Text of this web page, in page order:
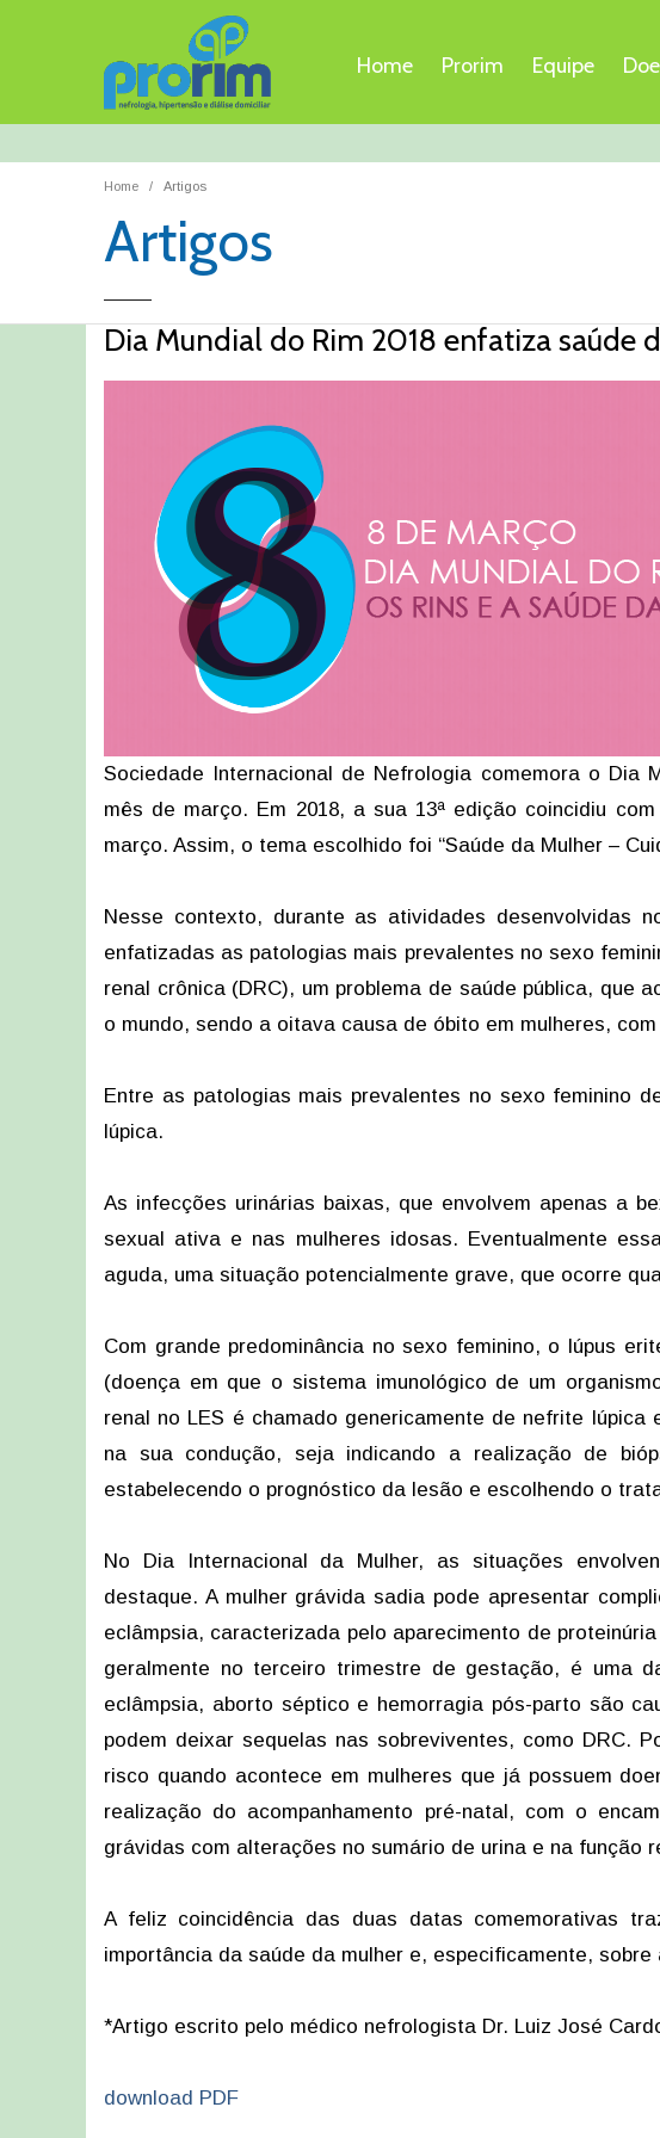
Home Prorim Equipe
Home Artigos
Artigos
Dia Mundial do Rim 2018 enfatiza saúde
Sociedade Internacional de Nefrologia comemora o Dia
mês de março. Em 2018, a sua 13ª edição coincidiu
março. Assim, o tema escolhido foi “Saúde da Mulher –
Nesse contexto, durante as atividades desenvolvidas
enfatizadas as patologias mais prevalentes no sexo
renal crônica (DRC), um problema de saúde pública, que
o mundo, sendo a oitava causa de óbito em mulheres,
Entre as patologias mais prevalentes no sexo feminino
lúpica.
As infecções urinárias baixas, que envolvem apenas a
sexual ativa e nas mulheres idosas. Eventualmente
aguda, uma situação potencialmente grave, que ocorre
Com grande predominância no sexo feminino, o lúpus
(doença em que o sistema imunológico de um
renal no LES é chamado genericamente de nefrite
na sua condução, seja indicando a realização de
estabelecendo o prognóstico da lesão e escolhendo o
No Dia Internacional da Mulher, as situações
destaque. A mulher grávida sadia pode apresentar
eclâmpsia, caracterizada pelo aparecimento de
geralmente no terceiro trimestre de gestação, é uma
eclâmpsia, aborto séptico e hemorragia pós-parto são
podem deixar sequelas nas sobreviventes, como DRC.
risco quando acontece em mulheres que já possuem
realização do acompanhamento pré-natal, com o
grávidas com alterações no sumário de urina e na função
A feliz coincidência das duas datas comemorativas
importância da saúde da mulher e, especificamente, sobre
*Artigo escrito pelo médico nefrologista Dr. Luiz José
download PDF